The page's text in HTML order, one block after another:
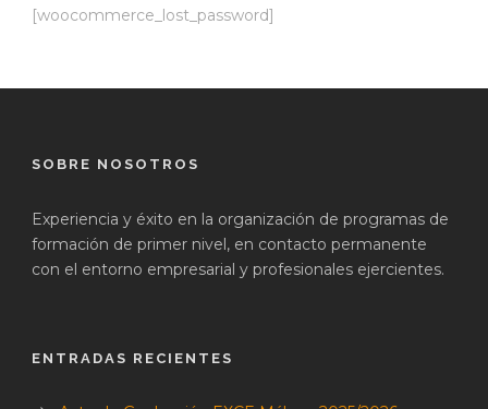
[woocommerce_lost_password]
SOBRE NOSOTROS
Experiencia y éxito en la organización de programas de
formación de primer nivel, en contacto permanente
con el entorno empresarial y profesionales ejercientes.
ENTRADAS RECIENTES